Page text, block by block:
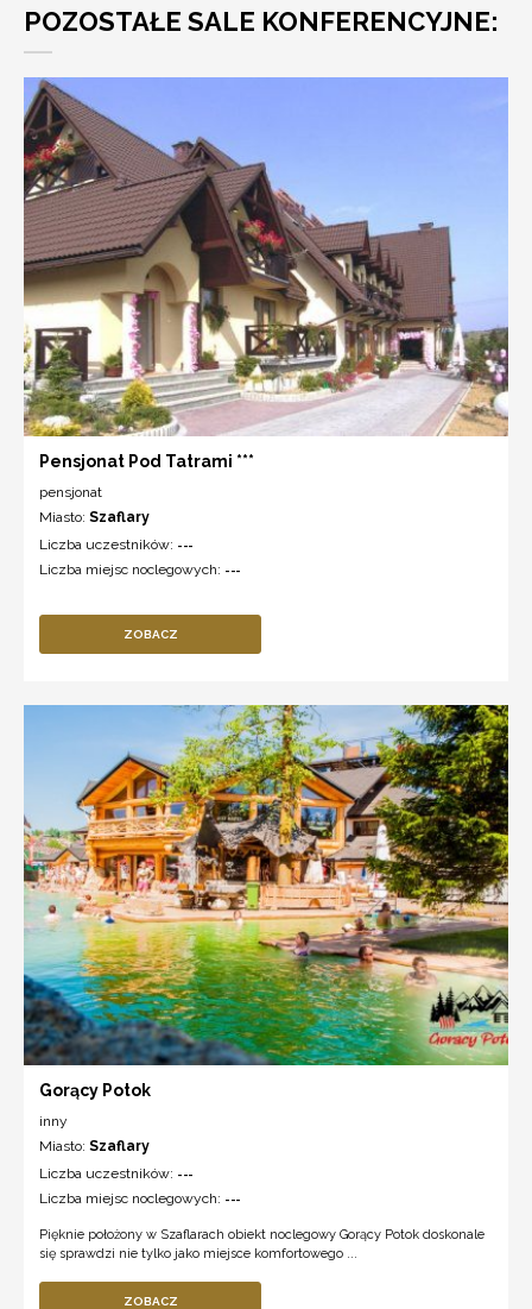
POZOSTAŁE SALE KONFERENCYJNE:
Pensjonat Pod Tatrami ***
pensjonat
Miasto: Szaflary
Liczba uczestników: ---
Liczba miejsc noclegowych: ---
ZOBACZ
Gorący Potok
inny
Miasto: Szaflary
Liczba uczestników: ---
Liczba miejsc noclegowych: ---
Pięknie położony w Szaflarach obiekt noclegowy Gorący Potok doskonale
się sprawdzi nie tylko jako miejsce komfortowego ...
ZOBACZ